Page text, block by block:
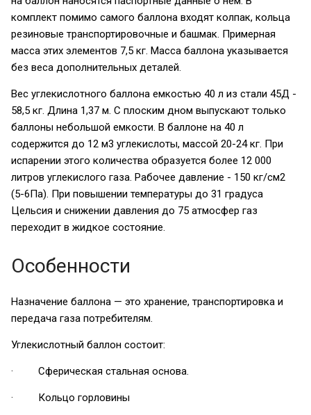
комплект помимо самого баллона входят колпак, кольца
резиновые транспортировочные и башмак. Примерная
масса этих элементов 7,5 кг. Масса баллона указывается
без веса дополнительных деталей.
Вес углекислотного баллона емкостью 40 л из стали 45Д -
58,5 кг. Длина 1,37 м. С плоским дном выпускают только
баллоны небольшой емкости. В баллоне на 40 л
содержится до 12 м3 углекислоты, массой 20-24 кг. При
испарении этого количества образуется более 12 000
литров углекислого газа. Рабочее давление - 150 кг/см2
(5-6Па). При повышении температуры до 31 градуса
Цельсия и снижении давления до 75 атмосфер газ
переходит в жидкое состояние.
Особенности
Назначение баллона — это хранение, транспортировка и
передача газа потребителям.
Углекислотный баллон состоит:
· Сферическая стальная основа.
· Кольцо горловины